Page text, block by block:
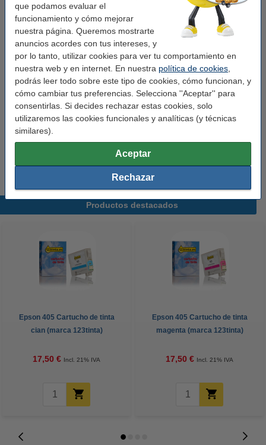
que podamos evaluar el
funcionamiento y cómo mejorar
nuestra página. Queremos mostrarte
anuncios acordes con tus intereses, y
por lo tanto, utilizar cookies para ver tu comportamiento en
nuestra web y en internet. En nuestra política de cookies
podrás leer todo sobre este tipo de cookies, cómo funcionan, y
cómo cambiar tus preferencias. Selecciona ''Aceptar'' para
consentirlas. Si decides rechazar estas cookies, solo
utilizaremos las cookies funcionales y analíticas (y técnicas
similares).
Aceptar
Rechazar
Añade el color magenta
Epson 405 Cartucho de tinta magenta (marca
123tinta)
17,50 €
Añade el color amarillo
Epson 405 Cartucho de tinta amarillo (marca
123tinta)
17,50 €
Le recomendamos que utilice este cartucho en lugar del cartucho
Productos destacados
Epson 405 Cartucho de tinta
cian (marca 123tinta)
17,50 € Incl. 21% IVA
Epson 405 Cartucho de tinta
magenta (marca 123tinta)
17,50 € Incl. 21% IVA